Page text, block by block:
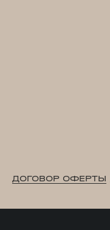
ДОГОВОР ОФЕРТЫ